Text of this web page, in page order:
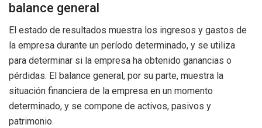
balance general
El estado de resultados muestra los ingresos y gastos de
la empresa durante un período determinado, y se utiliza
para determinar si la empresa ha obtenido ganancias o
pérdidas. El balance general, por su parte, muestra la
situación financiera de la empresa en un momento
determinado, y se compone de activos, pasivos y
patrimonio.